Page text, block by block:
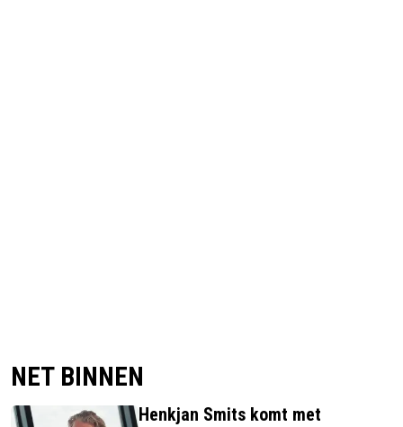
NET BINNEN
Henkjan Smits komt met